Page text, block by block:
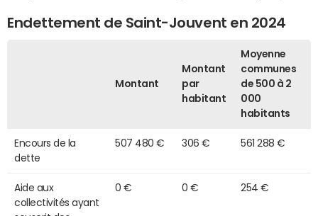
Endettement de Saint-Jouvent en 2024
Montant
Montant
par
habitant
Moyenne
communes
de 500 à 2
000
habitants
Encours de la
dette
507 480 € 306 € 561 288 €
Aide aux
collectivités ayant
0 € 0 € 254 €